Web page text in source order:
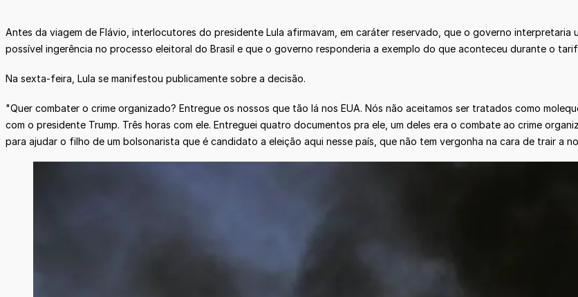
Antes da viagem de Flávio, interlocutores do presidente Lula afirmavam, em caráter reservado, que o governo
possível ingerência no processo eleitoral do Brasil e que o governo responderia a exemplo do que aconteceu durante o
Na sexta-feira, Lula se manifestou publicamente sobre a decisão.
"Quer combater o crime organizado? Entregue os nossos que tão lá nos EUA. Nós não aceitamos ser tratados como
com o presidente Trump. Três horas com ele. Entreguei quatro documentos pra ele, um deles era o combate ao crime
para ajudar o filho de um bolsonarista que é candidato a eleição aqui nesse país, que não tem vergonha na cara de trair a